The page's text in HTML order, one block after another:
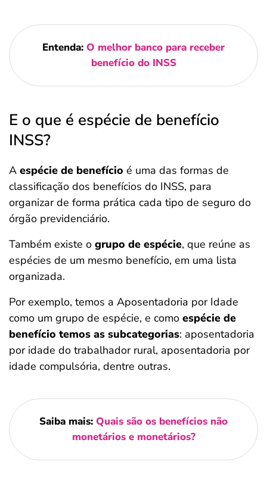
Entenda: O melhor banco para receber
benefício do INSS
E o que é espécie de benefício
INSS?
A espécie de benefício é uma das formas de
classificação dos benefícios do INSS, para
organizar de forma prática cada tipo de seguro do
órgão previdenciário.
Também existe o grupo de espécie, que reúne as
espécies de um mesmo benefício, em uma lista
organizada.
Por exemplo, temos a Aposentadoria por Idade
como um grupo de espécie, e como espécie de
benefício temos as subcategorias: aposentadoria
por idade do trabalhador rural, aposentadoria por
idade compulsória, dentre outras.
Saiba mais: Quais são os benefícios não
monetários e monetários?